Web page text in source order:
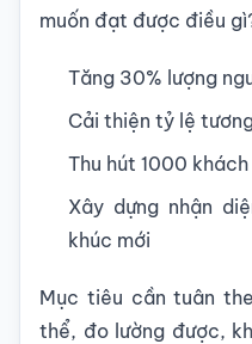
muốn đạt được điều
Tăng 30% lượng
Cải thiện tỷ lệ
Thu hút 1000
Xây dựng nhận
khúc mới
Mục tiêu cần tuân
thể, đo lường được,